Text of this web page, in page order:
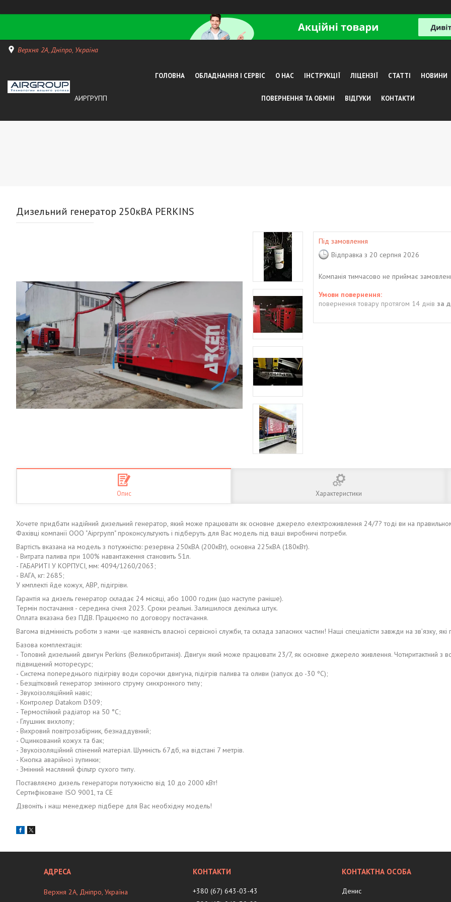
Верхня 2А, Дніпро, Україна
АИРГРУПП
ГОЛОВНА ОБЛАДНАННЯ І СЕРВІС О НАС ІНСТРУКЦІЇ ЛІЦЕНЗІЇ СТАТТІ НОВИНИ
ПОВЕРНЕННЯ ТА ОБМІН ВІДГУКИ КОНТАКТИ
Дизельний генератор 250кВА PERKINS
Під замовлення
Відправка з 20 серпня 2026
Компанія тимчасово не приймає
повернення товару протягом 14 днів за
Опис Характеристики
Хочете придбати надійний дизельний генератор, який може працювати як основне джерело електроживлення 24/7? тоді ви на
Фахівці компанії ООО "Аіргрупп" проконсультують і підберуть для Вас модель під ваші виробничі потреби.
Вартість вказана на модель з потужністю: резервна 250кВА (200кВт), основна 225кВА (180кВт).
- Витрата палива при 100% навантаження становить 51л.
- ГАБАРИТІ У КОРПУСІ, мм: 4094/1260/2063;
- ВАГА, кг: 2685;
У кмплекті йде кожух, АВР, підігріви.
Гарантія на дизель генератор складає 24 місяці, або 1000 годин (що наступе раніше).
Термін постачання - середина січня 2023. Сроки реальні. Залишилося декілька штук.
Оплата вказана без ПДВ. Працюємо по договору постачання.
Вагома відмінність роботи з нами -це наявність власної сервісної служби, та склада запасних частин! Наші спеціалісти завжди на зв’язку, які
Базова комплектація:
- Топовий дизельний двигун Perkins (Великобританія). Двигун який може працювати 23/7, як основне джерело живлення.
підвищений моторесурс;
- Система попереднього підігріву води сорочки двигуна, підігрів палива та оливи (запуск до -30 ºС);
- Безщітковий генератор змінного струму синхронного типу;
- Звукоізоляційний навіс;
- Контролер Datakom D309;
- Термостійкий радіатор на 50 °C;
- Глушник вихлопу;
- Вихровий повітрозабірник, безнаддувний;
- Оцинкований кожух та бак;
- Звукоізоляційний спінений матеріал. Шумність 67дб, на відстані 7 метрів.
- Кнопка аварійної зупинки;
- Змінний масляний фільтр сухого типу.
Поставляємо дизель генератори потужністю від 10 до 2000 кВт!
Сертифіковане ISO 9001, та CE
Дзвоніть і наш менеджер підбере для Вас необхідну модель!
Верхня 2А, Дніпро, Україна
+380 (67) 643-03-43
Денис